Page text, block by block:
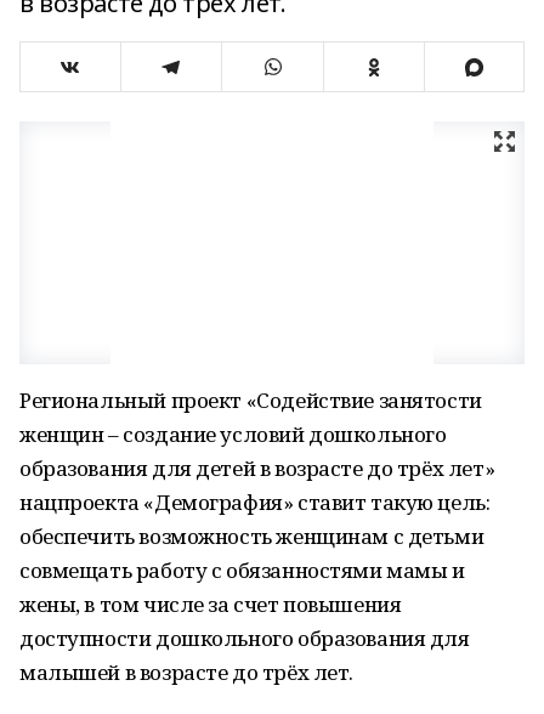
Региональный проект «Содействие занятости
женщин – создание условий дошкольного
образования для детей в возрасте до трёх лет»
нацпроекта «Демография» ставит такую цель:
обеспечить возможность женщинам с детьми
совмещать работу с обязанностями мамы и
жены, в том числе за счет повышения
доступности дошкольного образования для
малышей в возрасте до трёх лет.